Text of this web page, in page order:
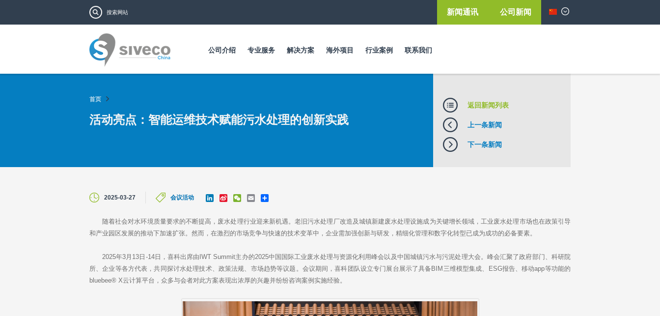
到
要
内
搜索表单 新闻通讯 公司新闻
公司介绍 专业服务 解决方案 海外项目 行业案例 联系我们
首页
活动亮点：智能运维技术赋能污水处理的创新实践
返回新闻列表
上一条新闻
下一条新闻
2025-03-27 会议活动
随着社会对水环境质量要求的不断提高，废水处理行业迎来新机遇。老旧污水处理厂改造及城镇新建废水处理设施成为关键增长领域，工业废水处理市场也在政策引导
和产业园区发展的推动下加速扩张。然而，在激烈的市场竞争与快速的技术变革中，企业需加强创新与研发，精细化管理和数字化转型已成为成功的必备要素。
2025年3月13日-14日，喜科出席由IWT Summit主办的2025中国国际工业废水处理与资源化利用峰会以及中国城镇污水与污泥处理大会。峰会汇聚了政府部门、科研院
所、企业等各方代表，共同探讨水处理技术、政策法规、市场趋势等议题。会议期间，喜科团队设立专门展台展示了具备BIM三维模型集成、ESG报告、移动app等功能的
bluebee® X云计算平台，众多与会者对此方案表现出浓厚的兴趣并纷纷咨询案例实施经验。
k
e
d
n
a
W
e
o
W
h
a
t
i
r
e